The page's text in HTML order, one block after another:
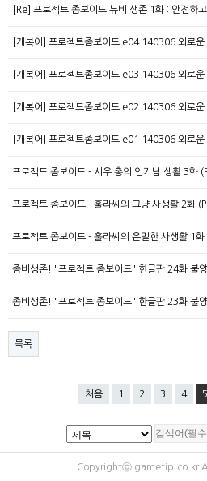
[Re] 프로젝트 좀보이드 뉴비 생존 1화 : 안전하
[개복어] 프로젝트좀보이드 e04 140306 외로
[개복어] 프로젝트좀보이드 e03 140306 외로
[개복어] 프로젝트좀보이드 e02 140306 외로
[개복어] 프로젝트좀보이드 e01 140306 외로
프로젝트 좀보이드 - 시우 총의 인기남 생활 3화
프로젝트 좀보이드 - 훌라씨의 그냥 사생활 2화
프로젝트 좀보이드 - 훌라씨의 은밀한 사생활 1
좀비생존! "프로젝트 좀보이드" 한글판 24화 불
좀비생존! "프로젝트 좀보이드" 한글판 23화 불
목록
처음 1 2 3 4 5
Copyrightⓒ gametip.co.kr